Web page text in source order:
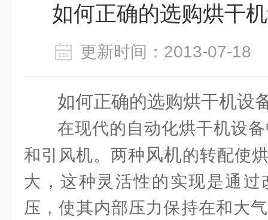
如何正确的选购烘干
更新时间：2013-07-
如何正确的选购烘干机设
在现代的自动化烘干机设
和引风机。两种风机的转配使
大，这种灵活性的实现是通
压，使其内部压力保持在和大